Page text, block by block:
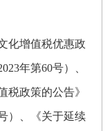
化增值税优惠政
年第60号）、
税政策的公告》
）、《关于延续